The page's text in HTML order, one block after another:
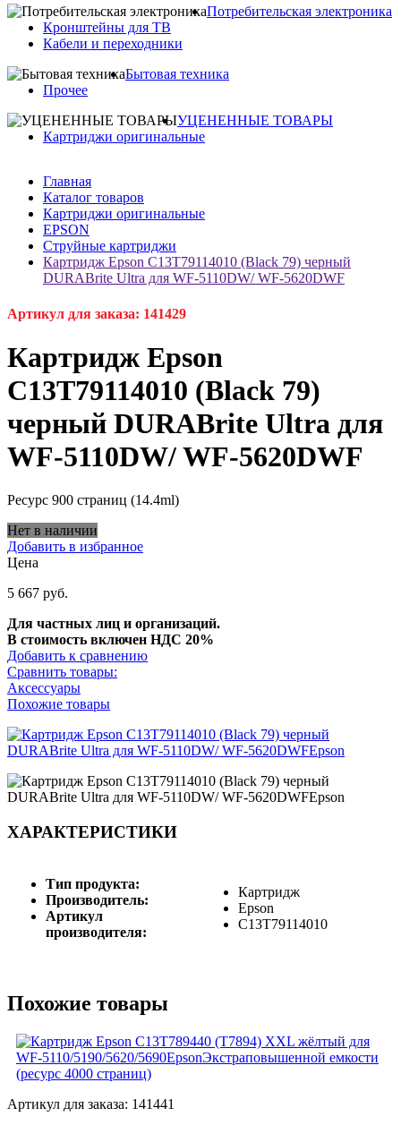
Потребительская электроника
Кронштейны для ТВ
Кабели и переходники
Бытовая техника
Прочее
УЦЕНЕННЫЕ ТОВАРЫ
Картриджи оригинальные
Главная
Каталог товаров
Картриджи оригинальные
EPSON
Струйные картриджи
Картридж Epson C13T79114010 (Black 79) черный
DURABrite Ultra для WF-5110DW/ WF-5620DWF
Артикул для заказа: 141429
Картридж Epson
C13T79114010 (Black 79)
черный DURABrite Ultra для
WF-5110DW/ WF-5620DWF
Ресурс 900 страниц (14.4ml)
Нет в наличии
Добавить в избранное
Цена
5 667 руб.
Для частных лиц и организаций.
В стоимость включен НДС 20%
Добавить к сравнению
Сравнить товары:
Аксессуары
Похожие товары
ХАРАКТЕРИСТИКИ
Тип продукта:
Производитель:
Артикул
производителя:
Картридж
Epson
C13T79114010
Похожие товары
Артикул для заказа: 141441